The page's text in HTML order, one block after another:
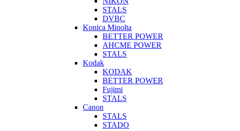
STALS
DVBC
Konica Minolta
BETTER POWER
AHCME POWER
STALS
Kodak
KODAK
BETTER POWER
Fujimi
STALS
Canon
STALS
STADO